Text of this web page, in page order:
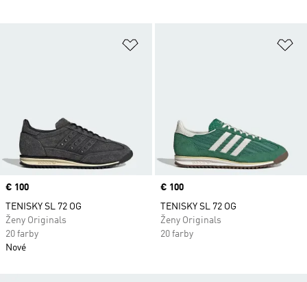
Pridať do zoznamu želaných
Price
€ 100
TENISKY SL 72 OG
Ženy Originals
20 farby
Nové
Price
€ 100
TENISKY SL 72 OG
Ženy Originals
20 farby